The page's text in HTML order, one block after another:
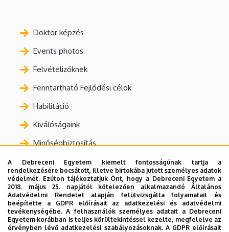
Doktor képzés
Events photos
Felvételizőknek
Fenntartható Fejlődési célok
Habilitáció
Kiválóságaink
Minőségbiztosítás
Nyilvános adatok
Nyomtatványok, bizonylatok
Oktatás
Statisztikák
A Debreceni Egyetem kiemelt fontosságúnak tartja a
rendelkezésére bocsátott, illetve birtokába jutott személyes adatok
védelmét. Ezúton tájékoztatjuk Önt, hogy a Debreceni Egyetem a
2018. május 25. napjától kötelezően alkalmazandó Általános
Adatvédelmi Rendelet alapján felülvizsgálta folyamatait és
beépítette a GDPR előírásait az adatkezelési és adatvédelmi
tevékenységébe. A felhasználók személyes adatait a Debreceni
Egyetem korábban is teljes körültekintéssel kezelte, megfelelve az
érvényben lévő adatkezelési szabályozásoknak. A GDPR előírásait